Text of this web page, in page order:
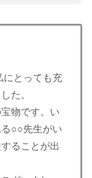
とっても充
た。
物です。い
○○先生がい
ることが出